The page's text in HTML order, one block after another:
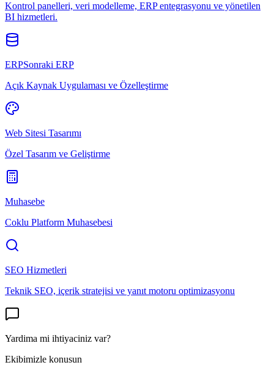
Kontrol panelleri, veri modelleme, ERP entegrasyonu ve yönetilen
BI hizmetleri.
ERPSonraki ERP
Açık Kaynak Uygulaması ve Özelleştirme
Web Sitesi Tasarımı
Özel Tasarım ve Geliştirme
Muhasebe
Coklu Platform Muhasebesi
SEO Hizmetleri
Teknik SEO, içerik stratejisi ve yanıt motoru optimizasyonu
Yardima mi ihtiyaciniz var?
Ekibimizle konusun